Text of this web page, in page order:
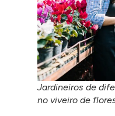
Jardineiros de
no viveiro de